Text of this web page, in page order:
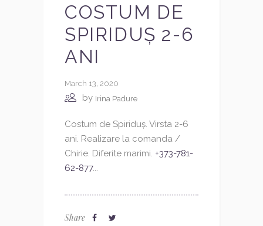
COSTUM DE
SPIRIDUȘ 2-6
ANI
March 13, 2020
by Irina Padure
Costum de Spiriduș. Virsta 2-6
ani. Realizare la comanda /
Chirie. Diferite marimi. +373-781-
62-877...
Share